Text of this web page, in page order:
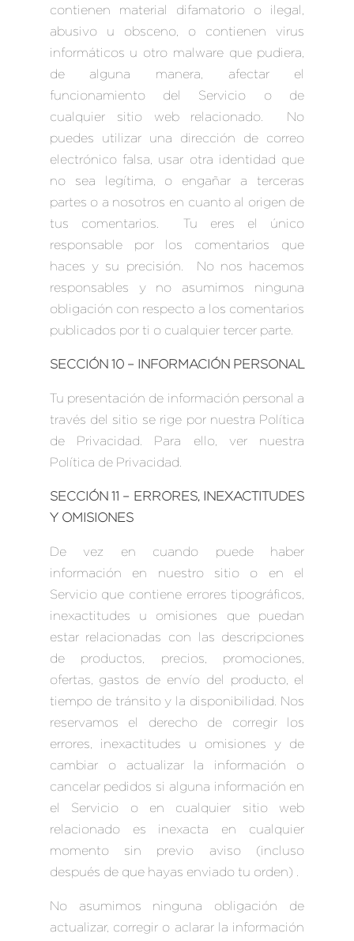
contienen material difamatorio o ilegal,
abusivo u obsceno, o contienen virus
informáticos u otro malware que pudiera,
de alguna manera, afectar el
funcionamiento del Servicio o de
cualquier sitio web relacionado. No
puedes utilizar una dirección de correo
electrónico falsa, usar otra identidad que
no sea legítima, o engañar a terceras
partes o a nosotros en cuanto al origen de
tus comentarios. Tu eres el único
responsable por los comentarios que
haces y su precisión. No nos hacemos
responsables y no asumimos ninguna
obligación con respecto a los comentarios
publicados por ti o cualquier tercer parte.
SECCIÓN 10 – INFORMACIÓN PERSONAL
Tu presentación de información personal a
través del sitio se rige por nuestra Política
de Privacidad. Para ello, ver nuestra
Política de Privacidad.
SECCIÓN 11 – ERRORES, INEXACTITUDES
Y OMISIONES
De vez en cuando puede haber
información en nuestro sitio o en el
Servicio que contiene errores tipográficos,
inexactitudes u omisiones que puedan
estar relacionadas con las descripciones
de productos, precios, promociones,
ofertas, gastos de envío del producto, el
tiempo de tránsito y la disponibilidad. Nos
reservamos el derecho de corregir los
errores, inexactitudes u omisiones y de
cambiar o actualizar la información o
cancelar pedidos si alguna información en
el Servicio o en cualquier sitio web
relacionado es inexacta en cualquier
momento sin previo aviso (incluso
después de que hayas enviado tu orden) .
No asumimos ninguna obligación de
actualizar, corregir o aclarar la información